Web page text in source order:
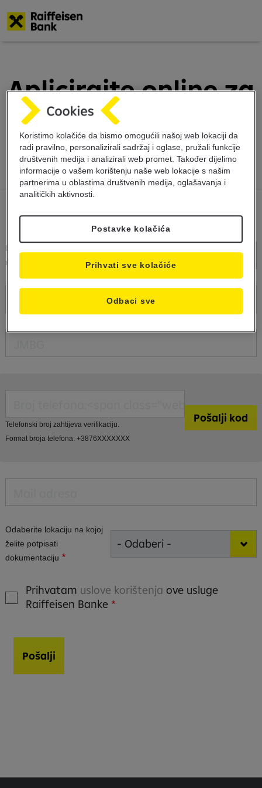
Aplicirajte online za
Internet
bankarstvo
Da li imate tekući
račun?
Telefonski broj zahtijeva verifikaciju.
Format broja telefona: +3876XXXXXXX
Odaberite lokaciju na kojoj
želite potpisati
dokumentaciju
Prihvatam uslove korištenja ove usluge
Raiffeisen Banke
Koristimo kolačiće da bismo omogućili našoj web lokaciji da
radi pravilno, personalizirali sadržaj i oglase, pružali funkcije
društvenih medija i analizirali web promet. Također dijelimo
informacije o vašem korištenju naše web lokacije s našim
partnerima u oblastima društvenih medija, oglašavanja i
analitičkih aktivnosti.
Postavke kolačića
Odbaci sve
Prihvati sve kolačiće